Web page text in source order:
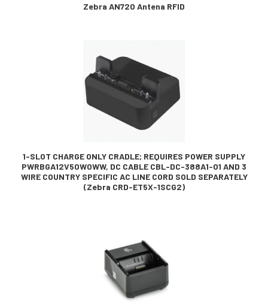
Zebra AN720 Antena RFID
1-SLOT CHARGE ONLY CRADLE; REQUIRES POWER SUPPLY
PWRBGA12V50W0WW, DC CABLE CBL-DC-388A1-01 AND 3
WIRE COUNTRY SPECIFIC AC LINE CORD SOLD SEPARATELY
(Zebra CRD-ET5X-1SCG2)